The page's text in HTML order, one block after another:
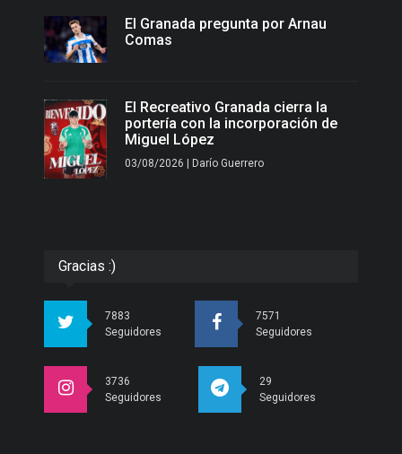
El Granada pregunta por Arnau
Comas
El Recreativo Granada cierra la
portería con la incorporación de
Miguel López
03/08/2026 | Darío Guerrero
Gracias :)
7883
Seguidores
7571
Seguidores
3736
Seguidores
29
Seguidores